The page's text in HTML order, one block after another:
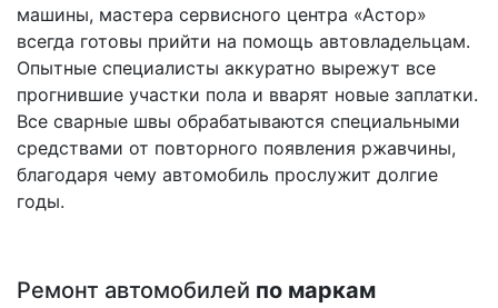
машины, мастера сервисного центра «Астор»
всегда готовы прийти на помощь автовладельцам.
Опытные специалисты аккуратно вырежут все
прогнившие участки пола и вварят новые заплатки.
Все сварные швы обрабатываются специальными
средствами от повторного появления ржавчины,
благодаря чему автомобиль прослужит долгие
годы.
Ремонт автомобилей по маркам